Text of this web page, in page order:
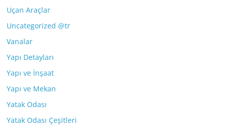
Uçan Araçlar
Uncategorized @tr
Vanalar
Yapı Detayları
Yapı ve İnşaat
Yapı ve Mekan
Yatak Odası
Yatak Odası Çeşitleri